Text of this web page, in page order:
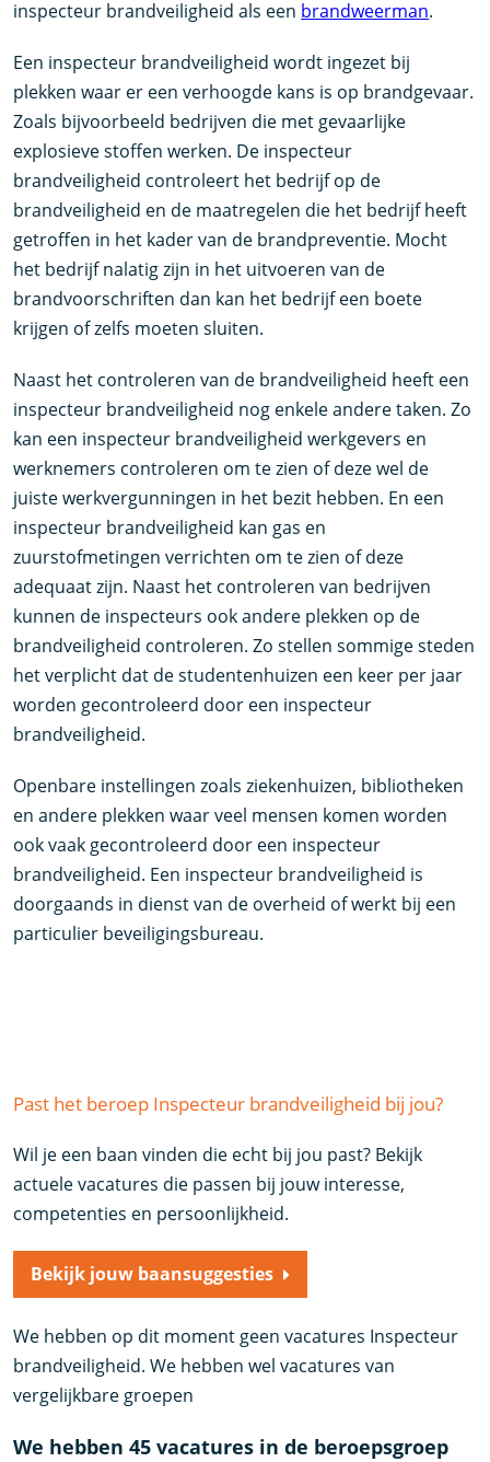
inspecteur brandveiligheid als een brandweerman.
Een inspecteur brandveiligheid wordt ingezet bij
plekken waar er een verhoogde kans is op brandgevaar.
Zoals bijvoorbeeld bedrijven die met gevaarlijke
explosieve stoffen werken. De inspecteur
brandveiligheid controleert het bedrijf op de
brandveiligheid en de maatregelen die het bedrijf heeft
getroffen in het kader van de brandpreventie. Mocht
het bedrijf nalatig zijn in het uitvoeren van de
brandvoorschriften dan kan het bedrijf een boete
krijgen of zelfs moeten sluiten.
Naast het controleren van de brandveiligheid heeft een
inspecteur brandveiligheid nog enkele andere taken. Zo
kan een inspecteur brandveiligheid werkgevers en
werknemers controleren om te zien of deze wel de
juiste werkvergunningen in het bezit hebben. En een
inspecteur brandveiligheid kan gas en
zuurstofmetingen verrichten om te zien of deze
adequaat zijn. Naast het controleren van bedrijven
kunnen de inspecteurs ook andere plekken op de
brandveiligheid controleren. Zo stellen sommige steden
het verplicht dat de studentenhuizen een keer per jaar
worden gecontroleerd door een inspecteur
brandveiligheid.
Openbare instellingen zoals ziekenhuizen, bibliotheken
en andere plekken waar veel mensen komen worden
ook vaak gecontroleerd door een inspecteur
brandveiligheid. Een inspecteur brandveiligheid is
doorgaands in dienst van de overheid of werkt bij een
particulier beveiligingsbureau.
Past het beroep Inspecteur brandveiligheid bij jou?
Wil je een baan vinden die echt bij jou past? Bekijk
actuele vacatures die passen bij jouw interesse,
competenties en persoonlijkheid.
Bekijk jouw baansuggesties
We hebben op dit moment geen vacatures Inspecteur
brandveiligheid. We hebben wel vacatures van
vergelijkbare groepen
We hebben 45 vacatures in de beroepsgroep